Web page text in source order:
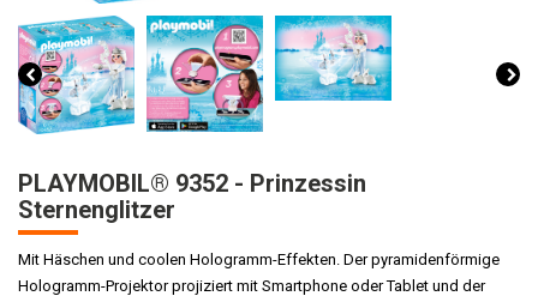
PLAYMOBIL® 9352 - Prinzessin
Sternenglitzer
Mit Häschen und coolen Hologramm-Effekten. Der pyramidenförmige
Hologramm-Projektor projiziert mit Smartphone oder Tablet und der